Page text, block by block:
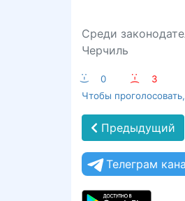
Среди
Черчиль
:-) 0 :-(
3
Чтобы
Предыдущий
Телеграм